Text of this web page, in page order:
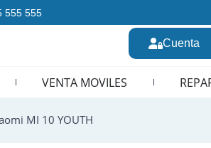
555 555
Cuenta
CURSOS REPARACION MOVILES
VENTA MOVILES
MI 10 YOUTH